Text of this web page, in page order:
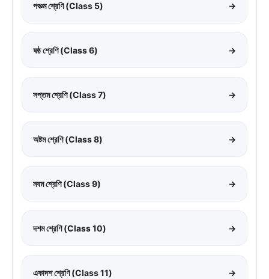
পঞ্চম শ্রেণি (Class 5) →
ষষ্ঠ শ্রেণি (Class 6) →
সপ্তম শ্রেণি (Class 7) →
অষ্টম শ্রেণি (Class 8) →
নবম শ্রেণি (Class 9) →
দশম শ্রেণি (Class 10) →
একাদশ শ্রেণি (Class 11) →